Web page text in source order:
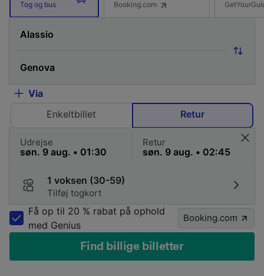
Tog og bus Booking.com
Via
Enkeltbillet
Retur
Udrejse Retur
1 voksen (30-59)
Tilføj togkort
Få op til 20 % rabat på ophold
med Genius
Booking.com
Find billige billetter